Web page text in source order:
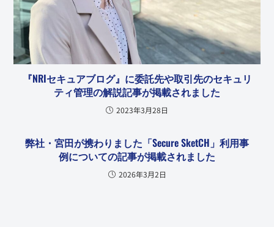
『NRIセキュアブログ』に委託先や取引先のセキュリ
ティ管理の解説記事が掲載されました
2023年3月28日
弊社・宮田が携わりました「Secure SketCH」利用事
例についての記事が掲載されました
2026年3月2日